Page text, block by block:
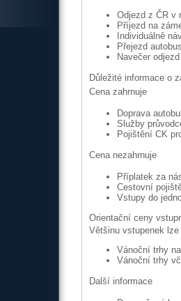
Odjezd z ČR v
Příjezd na
Individuálně
Přejezd
Navečer
Důležité informace o
Cena zahrnuje
Doprava
Služby
Pojištění CK
Cena nezahrnuje
Příplatek za
Cestovní
Vstupy do
Orientační ceny
Většinu vstupenek
Vánoční trhy
Vánoční trhy
Další informace